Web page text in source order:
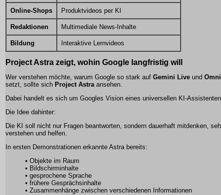
Online-Shops Produktvideos per KI
Redaktionen Multimediale News-Inhalte
Bildung Interaktive Lernvideos
Project Astra zeigt, wohin Google langfristig will
Wer verstehen möchte, warum Google so stark auf Gemini Live und Omni
setzt, sollte sich Project Astraansehen.
Dabei handelt es sich um Googles Vision eines universellen KI-
Die Idee dahinter:
Die KI soll nicht nur Fragen beantworten, sondern dauerhaft mitdenken,
verstehen und helfen.
In ersten Demonstrationen erkannte Astra bereits:
• Objekte im Raum
• Bildschirminhalte
• gesprochene Sprache
• frühere Gesprächsinhalte
• Zusammenhänge zwischen verschiedenen Informationen